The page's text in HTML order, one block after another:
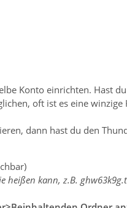
Konto einrichten. Hast
oft ist es eine
dann hast du den
heißen kann, z.B.